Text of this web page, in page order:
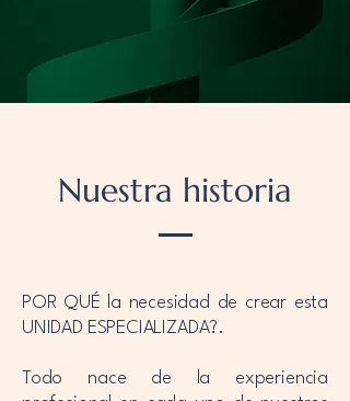
Nuestra historia
POR QUÉ la necesidad de crear esta
UNIDAD ESPECIALIZADA?.
Todo nace de la experiencia